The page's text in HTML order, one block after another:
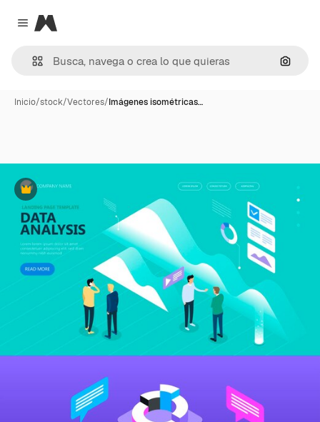
Close menu
Magnific
Inicio/stock/Vectores/Imágenes isométricas…
Premium